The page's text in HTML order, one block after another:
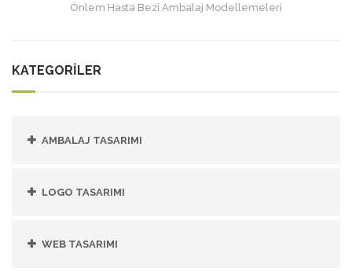
Önlem Hasta Bezi Ambalaj Modellemeleri
KATEGORİLER
AMBALAJ TASARIMI
LOGO TASARIMI
WEB TASARIMI